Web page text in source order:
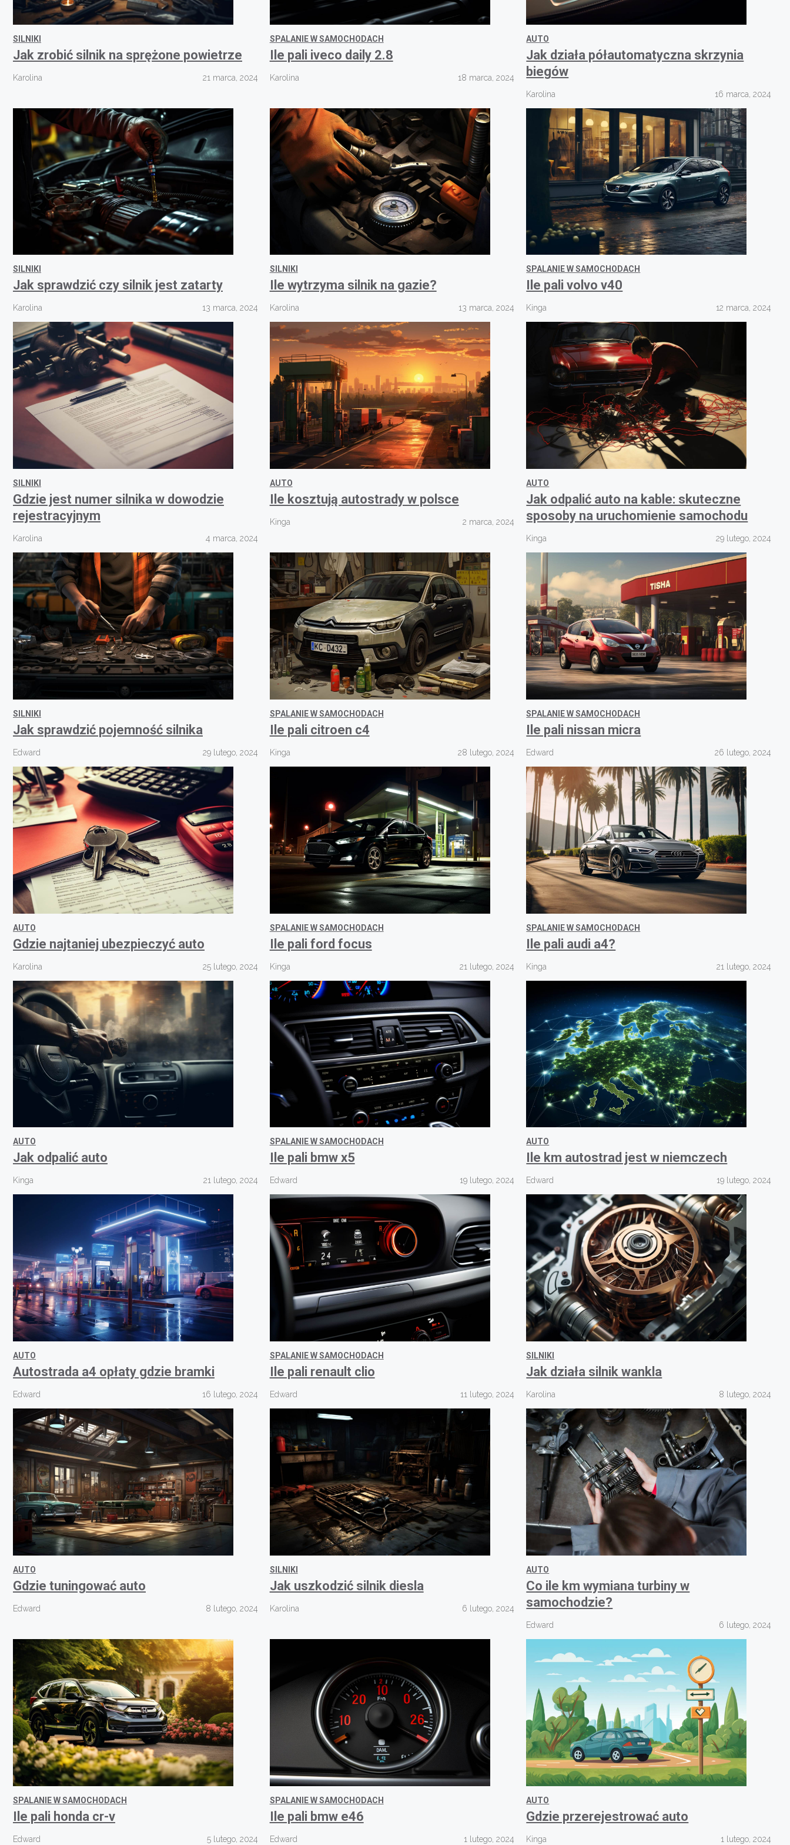
SILNIKI
Jak zrobić silnik na sprężone powietrze
Karolina 21 marca, 2024
SPALANIE W SAMOCHODACH
Ile pali iveco daily 2.8
Karolina 18 marca, 2024
AUTO
Jak działa półautomatyczna skrzynia
biegów
Karolina 16 marca, 2024
SILNIKI
Jak sprawdzić czy silnik jest zatarty
Karolina 13 marca, 2024
SILNIKI
Ile wytrzyma silnik na gazie?
Karolina 13 marca, 2024
SPALANIE W SAMOCHODACH
Ile pali volvo v40
Kinga 12 marca, 2024
SILNIKI
Gdzie jest numer silnika w dowodzie
rejestracyjnym
Karolina 4 marca, 2024
AUTO
Ile kosztują autostrady w polsce
Kinga 2 marca, 2024
AUTO
Jak odpalić auto na kable: skuteczne
sposoby na uruchomienie samochodu
Kinga 29 lutego, 2024
SILNIKI
Jak sprawdzić pojemność silnika
Edward 29 lutego, 2024
SPALANIE W SAMOCHODACH
Ile pali citroen c4
Kinga 28 lutego, 2024
SPALANIE W SAMOCHODACH
Ile pali nissan micra
Edward 26 lutego, 2024
AUTO
Gdzie najtaniej ubezpieczyć auto
Karolina 25 lutego, 2024
SPALANIE W SAMOCHODACH
Ile pali ford focus
Kinga 21 lutego, 2024
SPALANIE W SAMOCHODACH
Ile pali audi a4?
Kinga 21 lutego, 2024
AUTO
Jak odpalić auto
Kinga 21 lutego, 2024
SPALANIE W SAMOCHODACH
Ile pali bmw x5
Edward 19 lutego, 2024
AUTO
Ile km autostrad jest w niemczech
Edward 19 lutego, 2024
AUTO
Autostrada a4 opłaty gdzie bramki
Edward 16 lutego, 2024
SPALANIE W SAMOCHODACH
Ile pali renault clio
Edward 11 lutego, 2024
SILNIKI
Jak działa silnik wankla
Karolina 8 lutego, 2024
AUTO
Gdzie tuningować auto
Edward 8 lutego, 2024
SILNIKI
Jak uszkodzić silnik diesla
Karolina 6 lutego, 2024
AUTO
Co ile km wymiana turbiny w
samochodzie?
Edward 6 lutego, 2024
SPALANIE W SAMOCHODACH
Ile pali honda cr-v
Edward 5 lutego, 2024
SPALANIE W SAMOCHODACH
Ile pali bmw e46
Edward 1 lutego, 2024
AUTO
Gdzie przerejestrować auto
Kinga 1 lutego, 2024